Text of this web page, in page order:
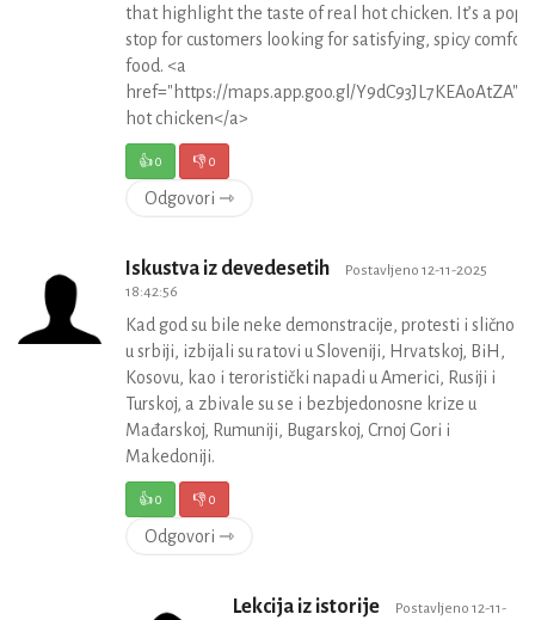
that highlight the taste of real hot chicken. It’s a
stop for customers looking for satisfying, spicy comfort
food. <a
href="https://maps.app.goo.gl/
hot chicken</a>
👍0 👎0
Odgovori ⇾
Iskustva iz devedesetih
Postavljeno 12-11-2025
18:42:56
Kad god su bile neke demonstracije, protesti i slično
u srbiji, izbijali su ratovi u Sloveniji, Hrvatskoj, BiH,
Kosovu, kao i teroristički napadi u Americi, Rusiji i
Turskoj, a zbivale su se i bezbjedonosne krize u
Mađarskoj, Rumuniji, Bugarskoj, Crnoj Gori i
Makedoniji.
👍0 👎0
Odgovori ⇾
Lekcija iz istorije
Postavljeno 12-11-